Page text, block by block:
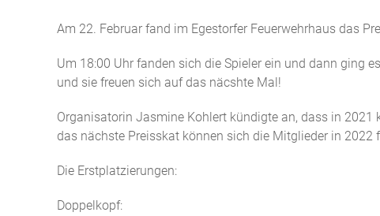
Am 22. Februar fand im Egestorfer Feuerwehrhaus das
Um 18:00 Uhr fanden sich die Spieler ein und dann ging
und sie freuen sich auf das näcshte Mal!
Organisatorin Jasmine Kohlert kündigte an, dass in
das nächste Preisskat können sich die Mitglieder in 2022
Die Erstplatzierungen:
Doppelkopf: